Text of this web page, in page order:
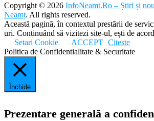
Copyright © 2026 InfoNeamt.Ro – Știri și
Neamț. All rights reserved.
Această pagină, în contextul prestării de
uri. Continuând să vizitezi site-ul, ești de
Setari Cookie
ACCEPT Citeste
Politica de Confidentialitate & Securitate
Închide
Prezentare generală a